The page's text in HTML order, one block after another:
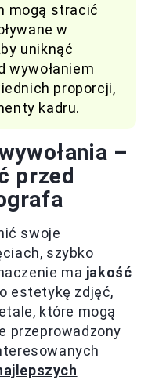
mogą stracić
w
uniknąć
wywołaniem
proporcji,
kadru.
–
przed
swoje
szybko
ma jakość
estetykę zdjęć,
które mogą
przeprowadzony